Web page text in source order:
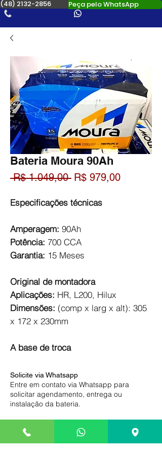
(48) 2132-2856 Peça pelo WhatsApp
Bateria Moura 90Ah
R$ 1.049,00 Preço
R$ 979,00Preço
Especificações técnicas
Amperagem: 90Ah
Potência: 700 CCA
Garantia: 15 Meses
Original de montadora
Aplicações: HR, L200, Hilux
Dimensões: (comp x larg x alt): 305
x 172 x 230mm
A base de troca
Solicite via Whatsapp
Entre em contato via Whatsapp para
solicitar agendamento, entrega ou
instalação da bateria.
Compre com segurança, efetue o
pagamento somente na entrega ou após a